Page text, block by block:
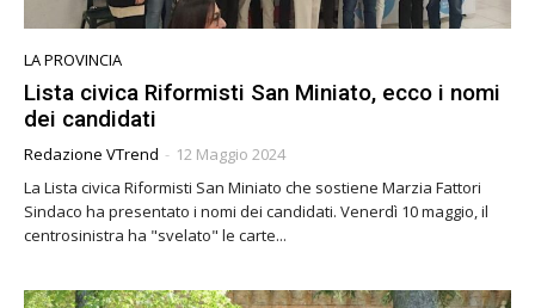
LA PROVINCIA
Lista civica Riformisti San Miniato, ecco i nomi
dei candidati
Redazione VTrend - 12 Maggio 2024
La Lista civica Riformisti San Miniato che sostiene Marzia Fattori
Sindaco ha presentato i nomi dei candidati. Venerdì 10 maggio, il
centrosinistra ha "svelato" le carte...